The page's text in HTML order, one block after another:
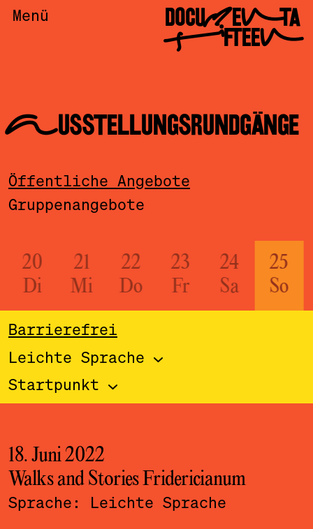
Menü DOCUMENTA
FIFTEEN
AUSSTELLUNGSRUNDGÄNGE
Öffentliche Angebote
Gruppenangebote
20
Di
21
Mi
22
Do
23
Fr
24
Sa
25
So
Barrierefrei
Leichte Sprache
Startpunkt
18. Juni 2022
Walks and Stories Fridericianum
Sprache: Leichte Sprache